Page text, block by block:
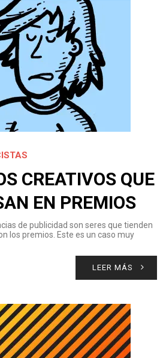
CREATIVOS QUE
EN PREMIOS
de publicidad son seres que tienden
los premios. Este es un caso muy
LEER MÁS